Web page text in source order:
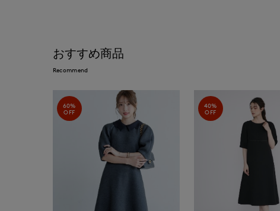
おすすめ商品
Recommend
60%
OFF
40%
OFF